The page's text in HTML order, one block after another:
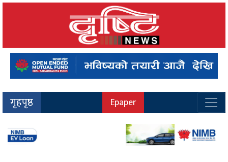
गृहपृष्ठ Epaper